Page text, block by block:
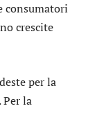
consumatori
crescite
per la
Per la